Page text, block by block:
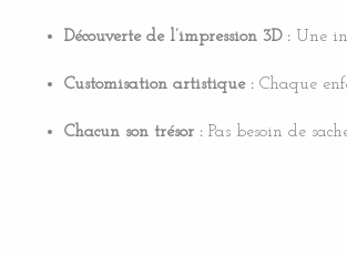
Découverte de l’impression 3D : Une
Customisation artistique : Chaque
Chacun son trésor : Pas besoin de